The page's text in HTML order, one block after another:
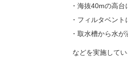
海抜40mの高台
フィルタベント
取水槽から水が
などを実施して